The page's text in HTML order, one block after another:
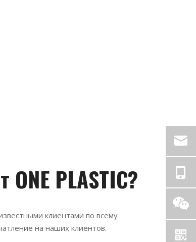
PLASTIC?
клиентами по всему
на наших клиентов.